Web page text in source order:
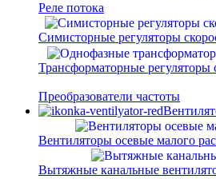
Реле потока
Симисторные регуляторы
Трансформаторные регуляторы
Преобразователи частоты
Вентиляторы осевые малого
Вытяжные канальные